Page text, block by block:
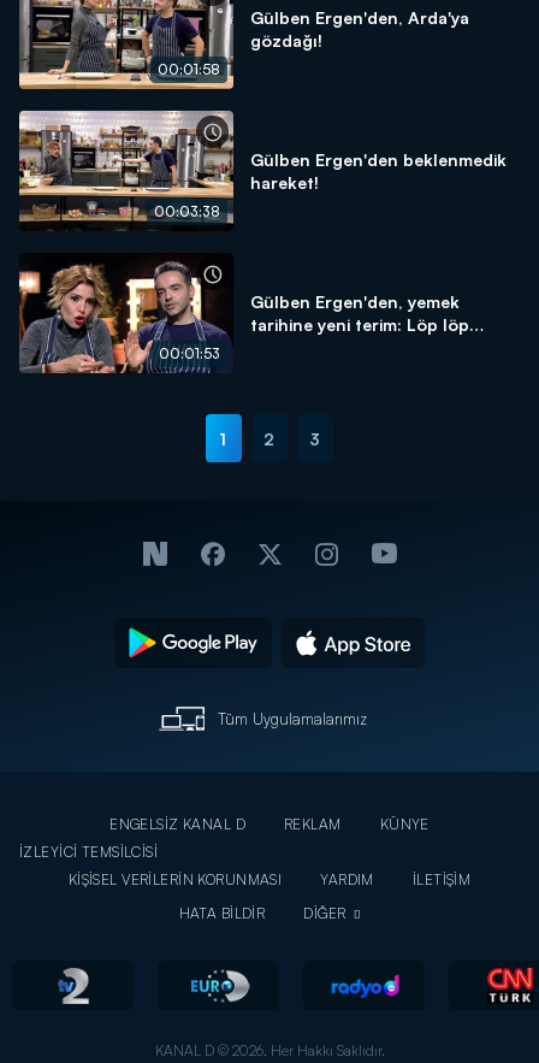
00:01:58
Gülben Ergen'den, Arda'ya
gözdağı!
00:03:38
Gülben Ergen'den beklenmedik
hareket!
00:01:53
Gülben Ergen'den, yemek
tarihine yeni terim: Löp löp
1 2 3
Tüm Uygulamalarımız
ENGELSİZ KANAL D REKLAM
KÜNYE
İZLEYİCİ TEMSİLCİSİ
KİŞİSEL VERİLERİN KORUNMASI
YARDIM
İLETİŞİM
HATA BİLDİR
DİĞER
KANAL D © 2026. Her Hakkı Saklıdır.